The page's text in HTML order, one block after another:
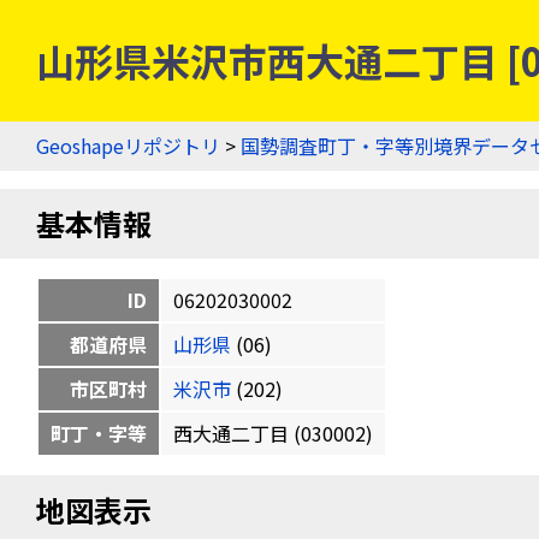
山形県米沢市西大通二丁目
Geoshapeリポジトリ > 国勢調査町丁・字等別境界データ
基本情報
ID
06202030002
都道府県
山形県 (06)
市区町村
米沢市 (202)
町丁・字等
西大通二丁目 (030002)
地図表示